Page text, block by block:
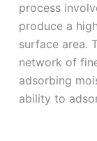
process
produce a
surface area.
network of
adsorbing
ability to